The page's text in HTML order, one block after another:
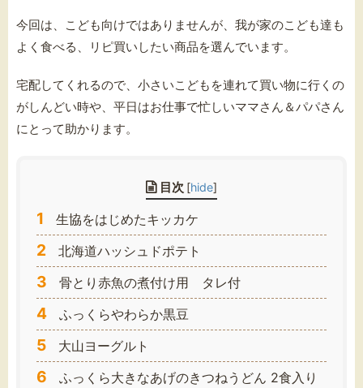
今回は、こども向けではありませんが、我が家のこども達も
よく食べる、リピ買いしたい商品を選んでいます。
宅配してくれるので、小さいこどもを連れて買い物に行くの
がしんどい時や、平日はお仕事で忙しいママさん＆パパさん
にとって助かります。
目次 [hide]
1 生協をはじめたキッカケ
2 北海道ハッシュドポテト
3 骨とり赤魚の煮付け用 タレ付
4 ふっくらやわらか黒豆
5 大山ヨーグルト
6 ふっくら大きなあげのきつねうどん 2食入り